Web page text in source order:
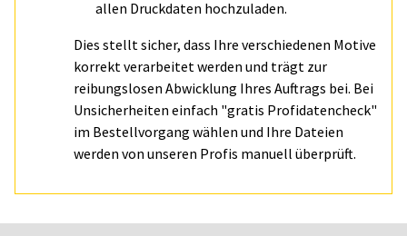
allen Druckdaten hochzuladen.
Dies stellt sicher, dass Ihre verschiedenen Motive
korrekt verarbeitet werden und trägt zur
reibungslosen Abwicklung Ihres Auftrags bei. Bei
Unsicherheiten einfach "gratis Profidatencheck"
im Bestellvorgang wählen und Ihre Dateien
werden von unseren Profis manuell überprüft.